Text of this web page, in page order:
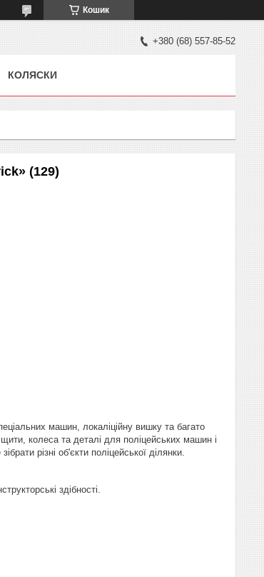
Кошик
+380 (68) 557-85-52
КОЛЯСКИ
(129)
машин, локаліційну вишку та багато
щити, колеса та деталі для поліцейських машин і
різні об'єкти поліцейської ділянки.
здібності.